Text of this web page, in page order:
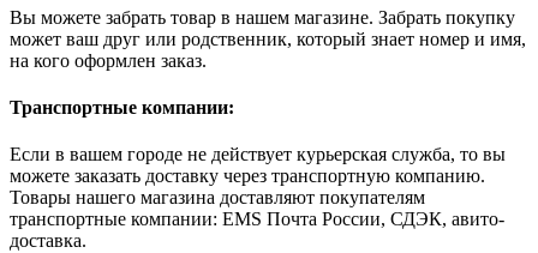
Вы можете забрать товар в нашем магазине. Забрать покупку
может ваш друг или родственник, который знает номер и имя,
на кого оформлен заказ.
Транспортные компании:
Если в вашем городе не действует курьерская служба, то вы
можете заказать доставку через транспортную компанию.
Товары нашего магазина доставляют покупателям
транспортные компании: EMS Почта России, СДЭК, авито-
доставка.